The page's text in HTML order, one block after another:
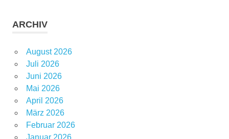
ARCHIV
August 2026
Juli 2026
Juni 2026
Mai 2026
April 2026
März 2026
Februar 2026